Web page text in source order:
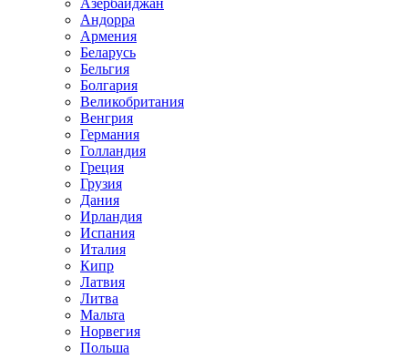
Андорра
Армения
Беларусь
Бельгия
Болгария
Великобритания
Венгрия
Германия
Голландия
Греция
Грузия
Дания
Ирландия
Испания
Италия
Кипр
Латвия
Литва
Мальта
Норвегия
Польша